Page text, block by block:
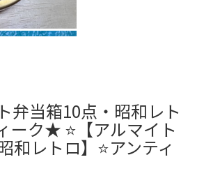
弁当箱10点・昭和レト
ーク★ ⭐️【アルマイト
和レトロ】⭐️アンティ